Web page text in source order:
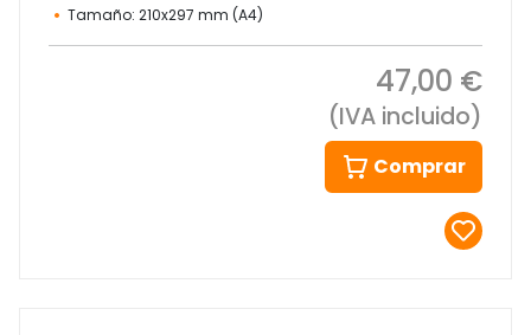
Tamaño: 210x297 mm (A4)
47,00 €
(IVA incluido)
Comprar